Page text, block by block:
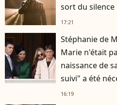
sort du silence
17:21
Stéphanie de
Marie n'était
naissance de
suivi" a été
16:19